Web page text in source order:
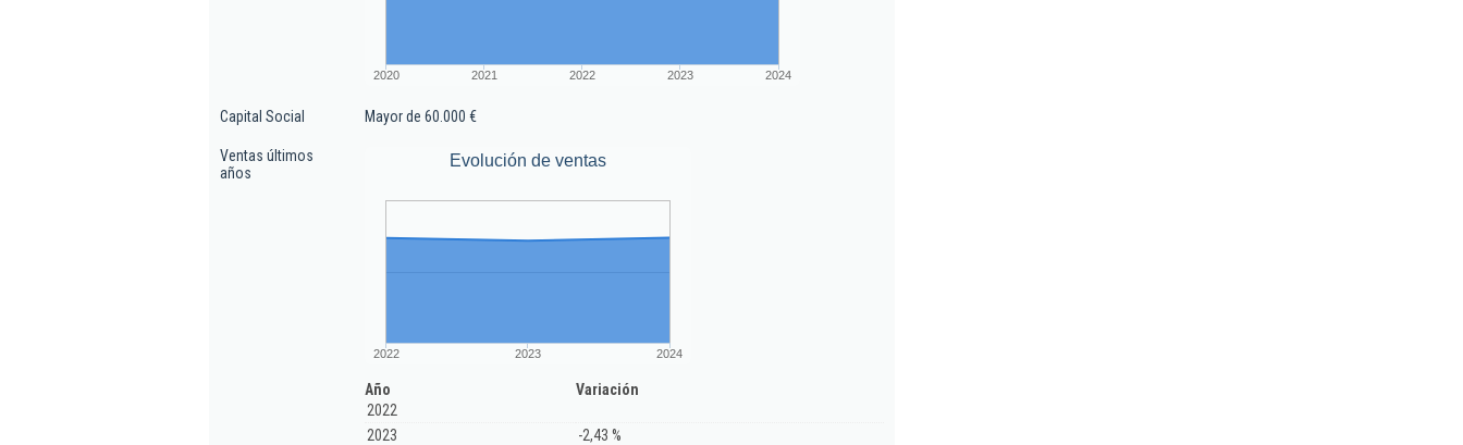
2020 2021 2022 2023 2024
Capital Social Mayor de 60.000 €
Ventas últimos
años
Evolución de ventas
2022 2023 2024
Año
Variación
2022
2023
-2,43 %